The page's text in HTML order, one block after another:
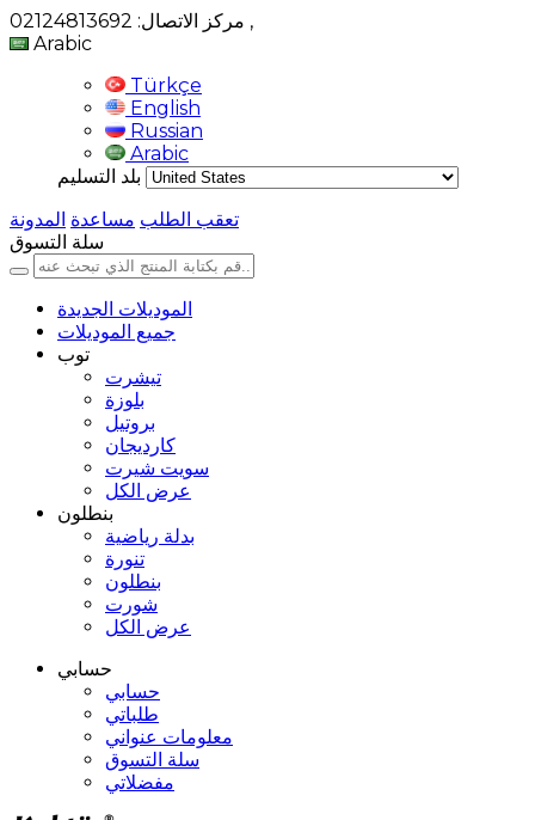
,
Arabic
Türkçe
English
Russian
Arabic
بلد التسليم
تعقب الطلب مساعدة المدونة
سلة التسوق
الموديلات الجديدة
جميع الموديلات
توب
تيشرت
بلوزة
بروتيل
كارديجان
سويت شيرت
عرض الكل
بنطلون
بدلة رياضية
تنورة
بنطلون
شورت
عرض الكل
حسابي
حسابي
طلباتي
معلومات عنواني
سلة التسوق
مفضلاتي